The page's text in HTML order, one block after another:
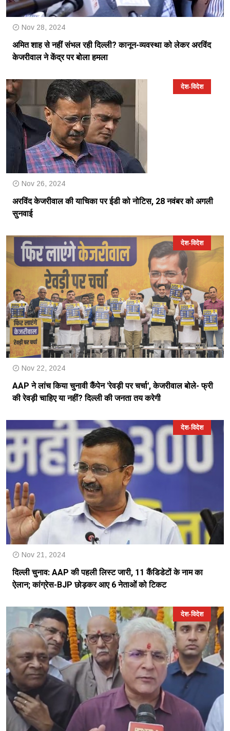
Nov 28, 2024
अमित शाह से नहीं संभल रही दिल्ली? कानून-व्यवस्था को लेकर अरविंद
केजरीवाल ने केंद्र पर बोला हमला
देश-विदेश
Nov 26, 2024
अरविंद केजरीवाल की याचिका पर ईडी को नोटिस, 28 नवंबर को अगली
सुनवाई
देश-विदेश
Nov 22, 2024
AAP ने लांच किया चुनावी कैंपेन 'रेवड़ी पर चर्चा', केजरीवाल बोले- फ्री
की रेवड़ी चाहिए या नहीं? दिल्ली की जनता तय करेगी
देश-विदेश
Nov 21, 2024
दिल्ली चुनाव: AAP की पहली लिस्ट जारी, 11 कैंडिडेटों के नाम का
ऐलान; कांग्रेस-BJP छोड़कर आए 6 नेताओं को टिकट
देश-विदेश